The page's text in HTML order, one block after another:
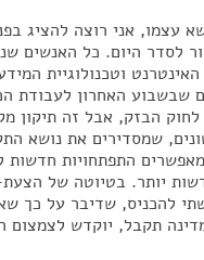
עצמו, אני רוצה להציג
לסדר היום. כל האנשים
וטכנולוגיית
שבשבוע האחרון לעבודת
לחוק הבזק, אבל זה תיקון
שמסדירים את נושא
התפתחויות חדשות
יותר. בטיוטה של
להכניס, שדיבר על כך
תקבל, יוקדש לצמצום